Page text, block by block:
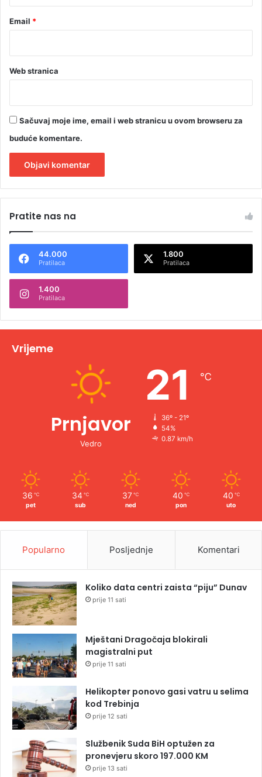
Email *
Web stranica
Sačuvaj moje ime, email i web stranicu u ovom browseru za
buduće komentare.
t
n
t
v
Pratite nas na
44.000
Pratilaca
1.800
Pratilaca
1.400
Pratilaca
Vrijeme
Prnjavor
Vedro
21 ℃
36º - 21º
54%
0.87 km/h
36 ℃
pet
34 ℃
sub
37 ℃
ned
40 ℃
pon
40 ℃
uto
Popularno Posljednje Komentari
Koliko data centri zaista “piju” Dunav
prije 11 sati
Mještani Dragočaja blokirali
magistralni put
prije 11 sati
Helikopter ponovo gasi vatru u selima
kod Trebinja
prije 12 sati
Službenik Suda BiH optužen za
pronevjeru skoro 197.000 KM
prije 13 sati